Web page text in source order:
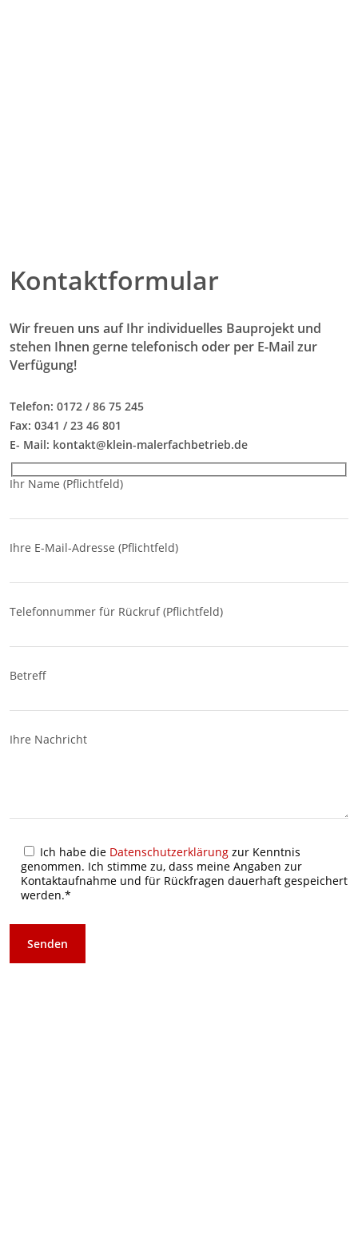
Kontaktformular
Wir freuen uns auf Ihr individuelles Bauprojekt und
stehen Ihnen gerne telefonisch oder per E-Mail zur
Verfügung!
Telefon: 0172 / 86 75 245
Fax: 0341 / 23 46 801
E- Mail: kontakt@klein-malerfachbetrieb.de
Ihr Name (Pflichtfeld)
Ihre E-Mail-Adresse (Pflichtfeld)
Telefonnummer für Rückruf (Pflichtfeld)
Betreff
Ihre Nachricht
Ich habe die Datenschutzerklärung zur Kenntnis
genommen. Ich stimme zu, dass meine Angaben zur
Kontaktaufnahme und für Rückfragen dauerhaft gespeichert
werden.*